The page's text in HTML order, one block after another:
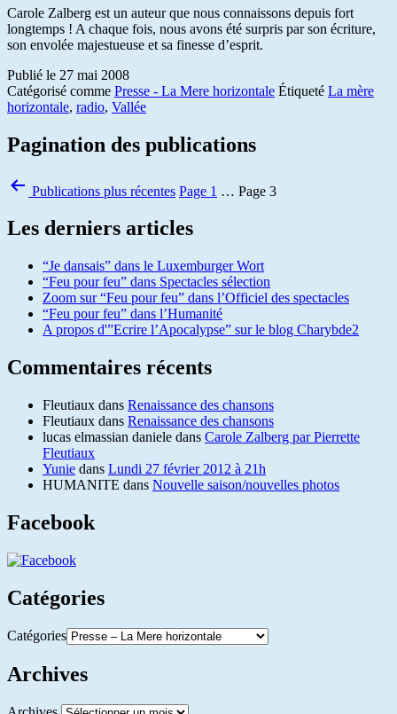
Carole Zalberg est un auteur que nous connaissons depuis fort
longtemps ! A chaque fois, nous avons été surpris par son écriture,
son envolée majestueuse et sa finesse d’esprit.
Publié le 27 mai 2008
Catégorisé comme Presse - La Mere horizontale Étiqueté La mère
horizontale, radio, Vallée
Pagination des publications
Publications plus récentes Page 1 … Page 3
Les derniers articles
“Je dansais” dans le Luxemburger Wort
“Feu pour feu” dans Spectacles sélection
Zoom sur “Feu pour feu” dans l’Officiel des spectacles
“Feu pour feu” dans l’Humanité
A propos d'”Ecrire l’Apocalypse” sur le blog Charybde2
Commentaires récents
Fleutiaux dans Renaissance des chansons
Fleutiaux dans Renaissance des chansons
lucas elmassian daniele dans Carole Zalberg par Pierrette
Fleutiaux
Yunie dans Lundi 27 février 2012 à 21h
HUMANITE dans Nouvelle saison/nouvelles photos
Facebook
Catégories
Catégories
Archives